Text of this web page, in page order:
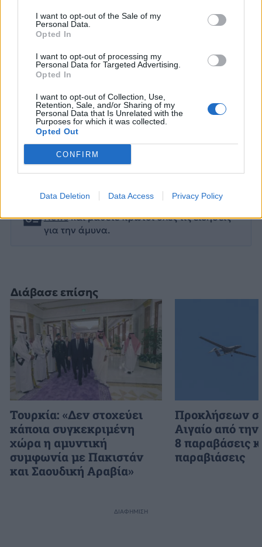
I want to opt-out of the Sale of my
Personal Data.
Opted In
I want to opt-out of processing my
Personal Data for Targeted Advertising.
Opted In
I want to opt-out of Collection, Use,
Retention, Sale, and/or Sharing of my
Personal Data that Is Unrelated with the
Purposes for which it was collected.
Opted Out
CONFIRM
Data Deletion Data Access Privacy Policy
Διάβασε επίσης
Τουρκία: «Δεν στοχεύει
κάποια συγκεκριμένη
χώρα η αμυντική
συμφωνία με Πακιστάν
και Σαουδική Αραβία»
Προκλήσεων
Αιγαίο από
8 παραβάσεις
παραβιάσεις
Ακολουθήστε το onalert.gr στο
Google
Newsκαι μάθετε πρώτοι όλες τις ειδήσεις
για την άμυνα.
NEPTUNE STRIKE NEPTUNE STRIKE 24
TCG ANADOLU
ΑΕΡΟΠΛΑΝΟΦΟΡΟ CHARLES DE GAULLE
ΔΙΑΦΗΜΙΣΗ